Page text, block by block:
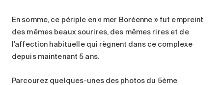
En somme, ce périple en « mer Boréenne » fut empreint
des mêmes beaux sourires, des mêmes rires et de
l’affection habituelle qui règnent dans ce complexe
depuis maintenant 5 ans.
Parcourez quelques-unes des photos du 5ème